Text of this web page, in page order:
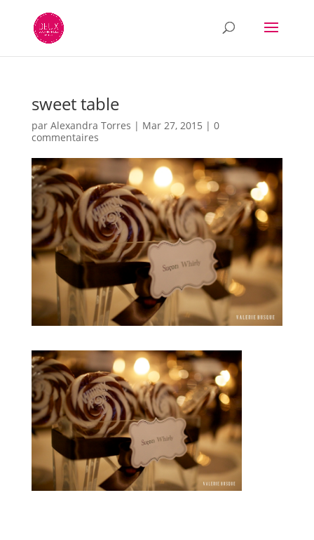
sweet table
par Alexandra Torres | Mar 27, 2015 | 0
commentaires